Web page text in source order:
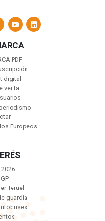
PDF
digital
venta
Europeos
Teruel
guardia